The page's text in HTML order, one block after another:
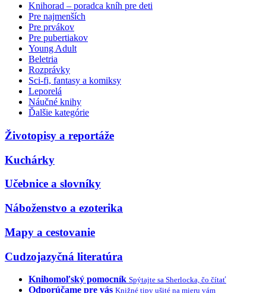
Knihorad – poradca kníh pre deti
Pre najmenších
Pre prvákov
Pre pubertiakov
Young Adult
Beletria
Rozprávky
Sci-fi, fantasy a komiksy
Leporelá
Náučné knihy
Ďalšie kategórie
Životopisy a reportáže
Kuchárky
Učebnice a slovníky
Náboženstvo a ezoterika
Mapy a cestovanie
Cudzojazyčná literatúra
Knihomoľský pomocník Spýtajte sa Sherlocka, čo čítať
Odporúčame pre vás Knižné tipy ušité na mieru vám